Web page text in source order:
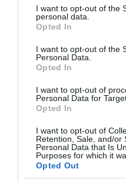
not limited to your visit or
grant or deny consent to
use your data for below
consent section.
I want to opt-out of the
personal data.
Opted In
I want to opt-out of the
Personal Data.
Opted In
I want to opt-out of
Personal Data for
Opted In
I want to opt-out of
Retention, Sale, and/or
Personal Data that Is
Purposes for which it
Opted Out
Χρ. Τσιλώνης:
θεσμική ανεπάρκεια
Απ. Αποστόλου: Seyla
κρίνεται από τη